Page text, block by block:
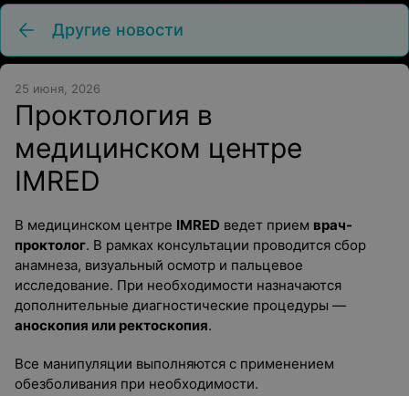
Другие новости
25 июня, 2026
Проктология в
медицинском центре
IMRED
В медицинском центре IMRED ведет прием врач-
проктолог. В рамках консультации проводится сбор
анамнеза, визуальный осмотр и пальцевое
исследование. При необходимости назначаются
дополнительные диагностические процедуры —
аноскопия или ректоскопия.
Все манипуляции выполняются с применением
обезболивания при необходимости.